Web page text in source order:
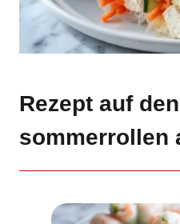
Rezept auf
sommerrollen